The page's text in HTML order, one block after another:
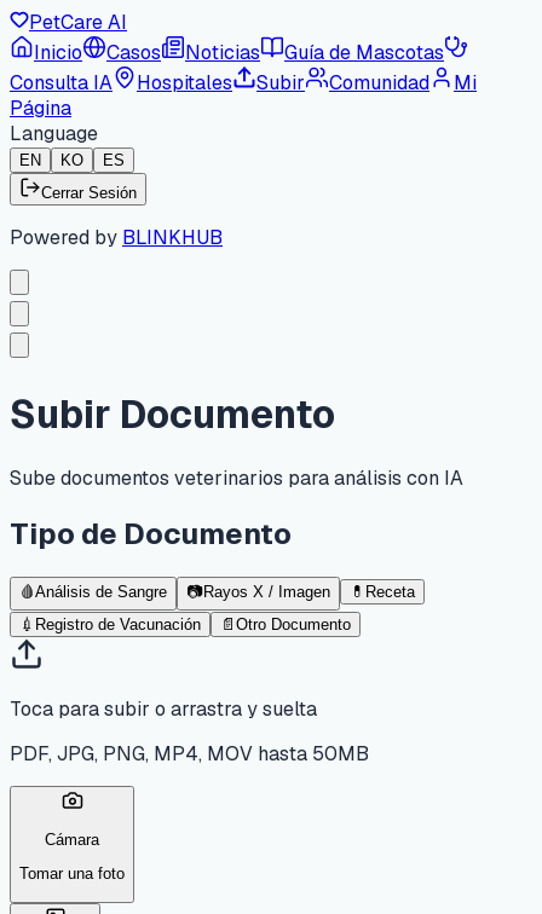
PetCare AI
Inicio
Casos Noticias
Guía de Mascotas
Consulta IA
Hospitales Subir Comunidad
Mi
Página
Language
EN KO
ES
Cerrar Sesión
Powered by BLINKHUB
Subir Documento
Sube documentos veterinarios para análisis con IA
Tipo de Documento
🩸Análisis de Sangre 📷Rayos X / Imagen 💊 Receta
💉 Registro de Vacunación 📄 Otro Documento
Toca para subir o arrastra y suelta
PDF, JPG, PNG, MP4, MOV hasta 50MB
Cámara
Tomar una foto